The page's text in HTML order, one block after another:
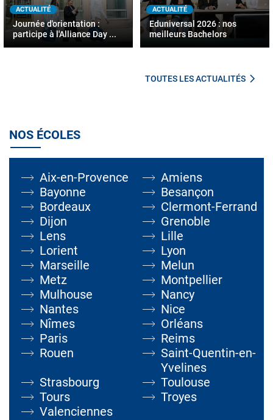
ACTUALITÉ
Journée d'orientation :
participe à l'Alliance Day ...
ACTUALITÉ
Eduniversal 2026 : nos
meilleurs Bachelors
TOUTES LES ACTUALITÉS
NOS ÉCOLES
Aix-en-Provence
Amiens
Bayonne
Besançon
Bordeaux
Clermont-Ferrand
Dijon
Grenoble
Lens
Lille
Lorient
Lyon
Marseille
Melun
Metz
Montpellier
Mulhouse
Nancy
Nantes
Nice
Nîmes
Orléans
Paris
Reims
Rouen
Saint-Quentin-en-
Yvelines
Strasbourg
Toulouse
Tours
Troyes
Valenciennes